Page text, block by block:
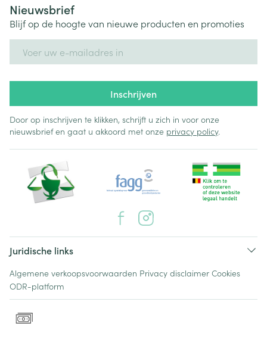
Nieuwsbrief
Blijf op de hoogte van nieuwe producten en promoties
Inschrijven
Door op inschrijven te klikken, schrijft u zich in voor onze
nieuwsbrief en gaat u akkoord met onze privacy policy.
Juridische links
Algemene verkoopsvoorwaarden Privacy disclaimer Cookies
ODR-platform